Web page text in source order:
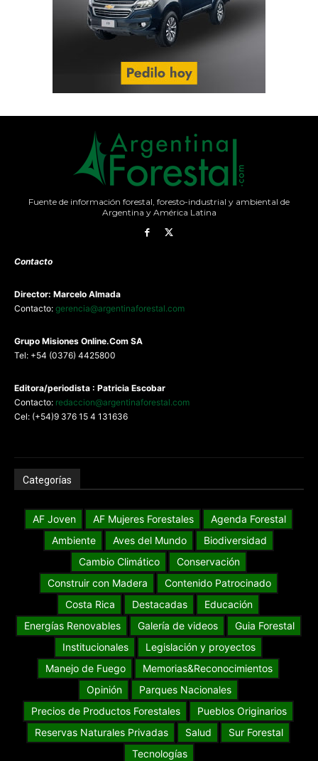
Fuente de información forestal, foresto-industrial y ambiental de
Argentina y América Latina
Contacto
Director: Marcelo Almada
Contacto: gerencia@argentinaforestal.com
Grupo Misiones Online.Com SA
Tel: +54 (0376) 4425800
Editora/periodista : Patricia Escobar
Contacto: redaccion@argentinaforestal.com
Cel: (+54)9 376 15 4 131636
Categorías
AF Joven AF Mujeres Forestales
Agenda Forestal
Ambiente
Aves del Mundo
Biodiversidad
Cambio Climático
Conservación
Construir con Madera
Contenido Patrocinado
Costa Rica
Destacadas
Educación
Energías Renovables
Galería de videos
Guia Forestal
Institucionales
Legislación y proyectos
Manejo de Fuego
Memorias&Reconocimientos
Opinión
Parques Nacionales
Precios de Productos Forestales
Pueblos Originarios
Reservas Naturales Privadas
Salud
Sur Forestal
Tecnologías